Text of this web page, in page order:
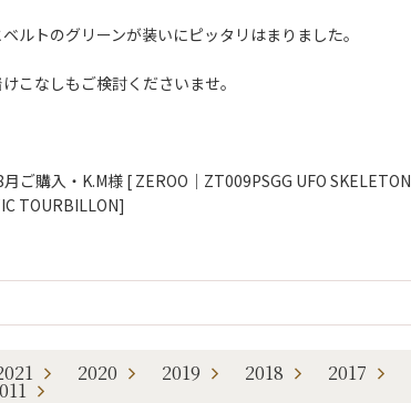
ルトのグリーンが装いにピッタリはまりました。
こなしもご検討くださいませ。
ご購入・K.M様 [ ZEROO｜ZT009PSGG UFO SKELETON
TOURBILLON]
2020 2019 2018 2017